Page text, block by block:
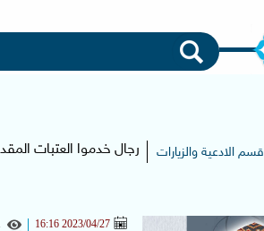
قسم الادعية والزيارات رجال خدموا العتبات
2023/04/27 16:16